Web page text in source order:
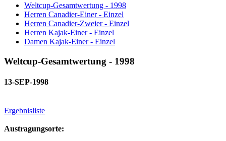
Weltcup-Gesamtwertung - 1998
Herren Canadier-Einer - Einzel
Herren Canadier-Zweier - Einzel
Herren Kajak-Einer - Einzel
Damen Kajak-Einer - Einzel
Weltcup-Gesamtwertung - 1998
13-SEP-1998
Ergebnisliste
Austragungsorte: